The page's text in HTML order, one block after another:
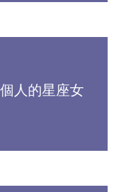
人的星座女